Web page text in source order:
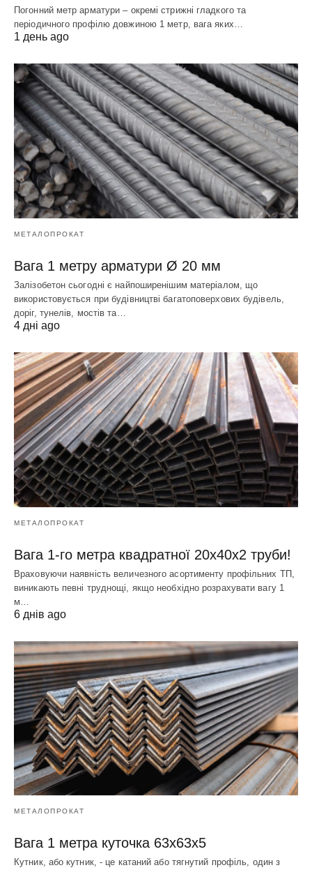
Погонний метр арматури – окремі стрижні гладкого та
періодичного профілю довжиною 1 метр, вага яких…
1 день ago
МЕТАЛОПРОКАТ
Вага 1 метру арматури Ø 20 мм
Залізобетон сьогодні є найпоширенішим матеріалом, що
використовується при будівництві багатоповерхових будівель,
доріг, тунелів, мостів та…
4 дні ago
МЕТАЛОПРОКАТ
Вага 1-го метра квадратної 20х40х2 труби!
Враховуючи наявність величезного асортименту профільних ТП,
виникають певні труднощі, якщо необхідно розрахувати вагу 1
м…
6 днів ago
МЕТАЛОПРОКАТ
Вага 1 метра куточка 63х63х5
Кутник, або кутник, - це катаний або тягнутий профіль, один з